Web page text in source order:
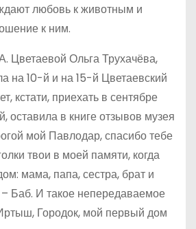
любовь к животным и
к ним.
Цветаевой Ольга Трухачёва,
на 10-й и на 15-й Цветаевский
кстати, приехать в сентябре
оставила в книге отзывов музея
мой Павлодар, спасибо тебе
твои в моей памяти, когда
мама, папа, сестра, брат и
Баб. И такое непередаваемое
Городок, мой первый дом